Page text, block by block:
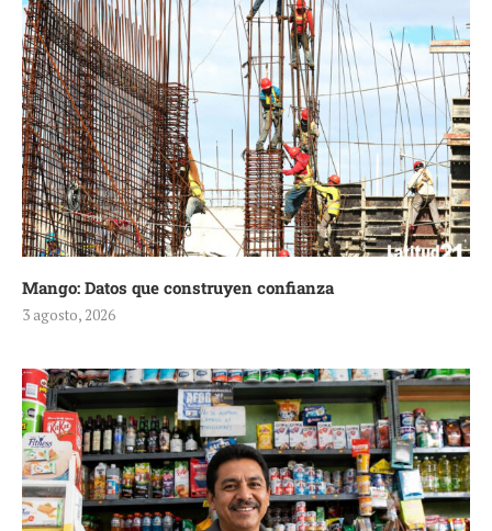
Mango: Datos que construyen confianza
3 agosto, 2026